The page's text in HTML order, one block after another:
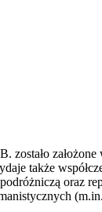
zostało
także
oraz